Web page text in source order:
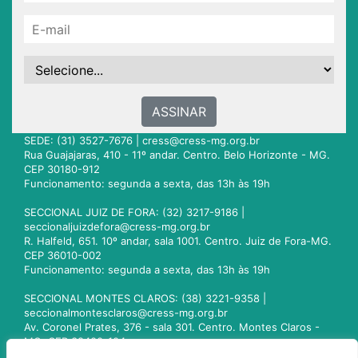
ASSINAR
SEDE: (31) 3527-7676 | cress@cress-mg.org.br
Rua Guajajaras, 410 - 11º andar. Centro. Belo Horizonte - MG.
CEP 30180-912
Funcionamento: segunda a sexta, das 13h às 19h
SECCIONAL JUIZ DE FORA: (32) 3217-9186 |
seccionaljuizdefora@cress-mg.org.br
R. Halfeld, 651. 10º andar, sala 1001. Centro. Juiz de Fora-MG.
CEP 36010-002
Funcionamento: segunda a sexta, das 13h às 19h
SECCIONAL MONTES CLAROS: (38) 3221-9358 |
seccionalmontesclaros@cress-mg.org.br
Av. Coronel Prates, 376 - sala 301. Centro. Montes Claros -
MG. CEP 39400-104